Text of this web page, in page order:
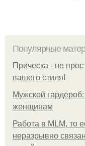
Популярные
Прическа - не
вашего стиля!
Мужской
женщинам
Работа в MLM, то
неразрывно